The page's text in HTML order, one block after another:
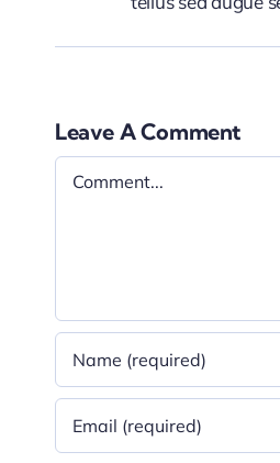
Leave A Comment
Comment